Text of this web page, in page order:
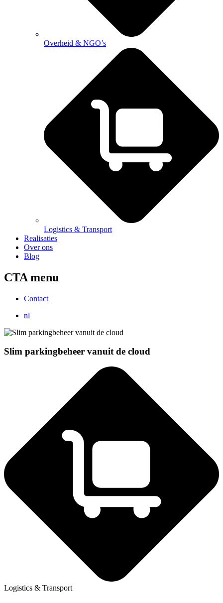
Overheid & NGO’s
Logistics & Transport
Realisaties
Over ons
Blog
CTA menu
Contact
nl
Slim parkingbeheer vanuit de cloud
Logistics & Transport